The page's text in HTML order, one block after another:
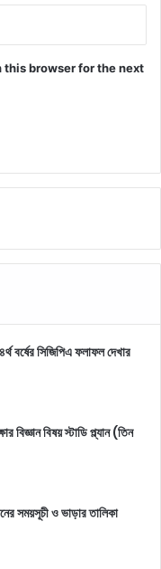
this browser for the next
সিজিপিএ ফলাফল দেখার
বিজ্ঞান বিষয় স্টাডি প্ল্যান (তিন
সময়সূচী ও ভাড়ার তালিকা